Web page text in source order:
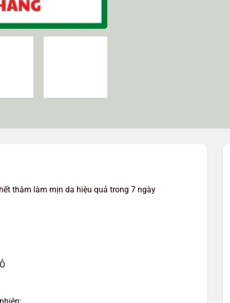
thâm làm mịn da hiệu quả trong 7 ngày